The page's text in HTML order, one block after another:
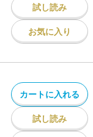
試し読み
お気に入り
カートに入れる
試し読み